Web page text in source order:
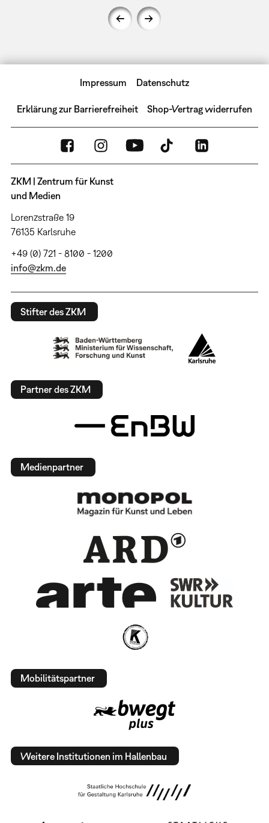
Impressum Datenschutz
Erklärung zur Barrierefreiheit Shop-Vertrag widerrufen
ZKM | Zentrum für Kunst
und Medien
Lorenzstraße 19
76135 Karlsruhe
+49 (0) 721 - 8100 - 1200
info@zkm.de
Stifter des ZKM
Partner des ZKM
Medienpartner
Mobilitätspartner
Weitere Institutionen im Hallenbau